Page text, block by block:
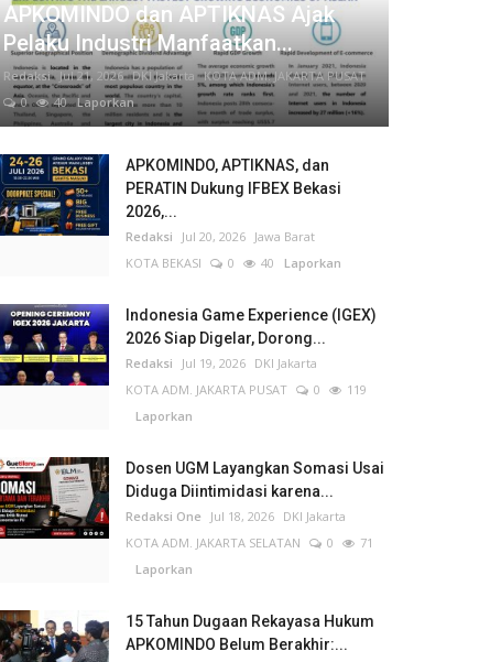
APKOMINDO dan APTIKNAS Ajak
Pelaku Industri Manfaatkan...
Redaksi Jul 21, 2026 DKI Jakarta KOTA ADM. JAKARTA PUSAT
0
40Laporkan
APKOMINDO, APTIKNAS, dan
PERATIN Dukung IFBEX Bekasi
2026,...
Redaksi Jul 20, 2026 Jawa Barat
KOTA BEKASI
0 40 Laporkan
Indonesia Game Experience (IGEX)
2026 Siap Digelar, Dorong...
Redaksi Jul 19, 2026 DKI Jakarta
KOTA ADM. JAKARTA PUSAT
0
119
Laporkan
Dosen UGM Layangkan Somasi Usai
Diduga Diintimidasi karena...
Redaksi One Jul 18, 2026 DKI Jakarta
KOTA ADM. JAKARTA SELATAN
0
71
Laporkan
15 Tahun Dugaan Rekayasa Hukum
APKOMINDO Belum Berakhir:...